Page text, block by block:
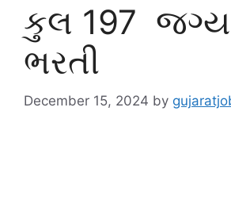
કુલ 197
ભરતી
December 15, 2024 by